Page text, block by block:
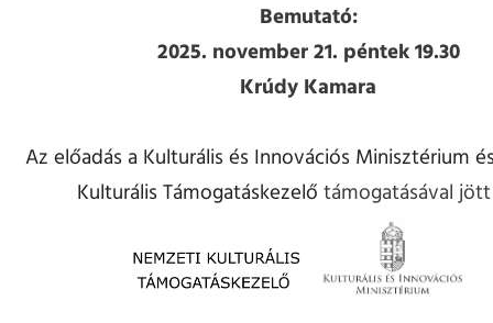
Bemutató:
2025. november 21. péntek 19.30
Krúdy Kamara
Az előadás a Kulturális és Innovációs Minisztérium
Kulturális Támogatáskezelőtámogatásával